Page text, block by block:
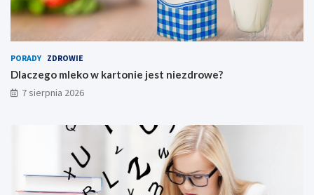
PORADY ZDROWIE
Dlaczego mleko w kartonie jest niezdrowe?
7 sierpnia 2026